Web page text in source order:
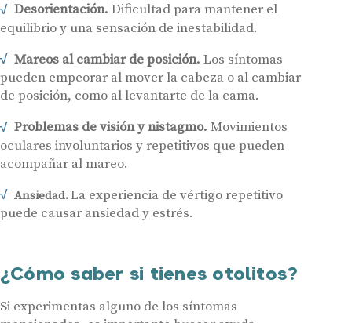
Desorientación. Dificultad para mantener el
equilibrio y una sensación de inestabilidad.
Mareos al cambiar de posición. Los síntomas
pueden empeorar al mover la cabeza o al cambiar
de posición, como al levantarte de la cama.
Problemas de visión y nistagmo. Movimientos
oculares involuntarios y repetitivos que pueden
acompañar al mareo.
Ansiedad.La experiencia de vértigo repetitivo
puede causar ansiedad y estrés.
¿Cómo saber si tienes otolitos?
Si experimentas alguno de los síntomas